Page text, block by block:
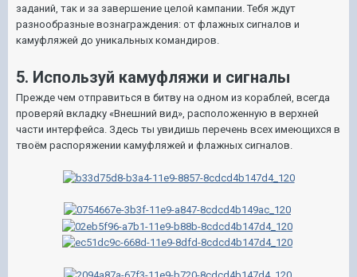
заданий, так и за завершение целой кампании. Тебя ждут
разнообразные вознаграждения: от флажных сигналов и
камуфляжей до уникальных командиров.
5. Используй камуфляжи и сигналы
Прежде чем отправиться в битву на одном из кораблей, всегда
проверяй вкладку «Внешний вид», расположенную в верхней
части интерфейса. Здесь ты увидишь перечень всех имеющихся в
твоём распоряжении камуфляжей и флажных сигналов.